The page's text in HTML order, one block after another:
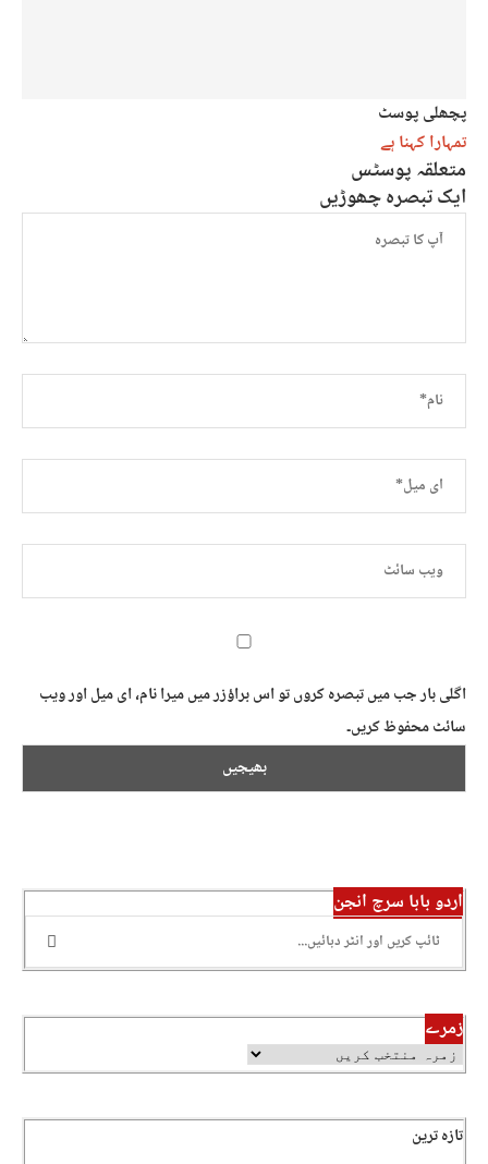
پچھلی پوسٹ
تمہارا کہنا ہے
متعلقہ پوسٹس
ایک تبصرہ چھوڑیں
اگلی بار جب میں تبصرہ کروں تو اس براؤزر میں میرا نام، ای میل اور ویب
سائٹ محفوظ کریں۔
اردو بابا سرچ انجن
زمرے
تازہ ترین